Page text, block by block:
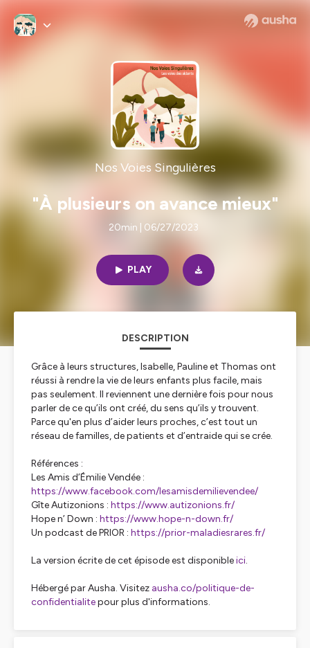
Nos Voies Singulières
"À plusieurs on avance mieux"
20min | 06/27/2023
PLAY
DESCRIPTION
Grâce à leurs structures, Isabelle, Pauline et Thomas ont
réussi à rendre la vie de leurs enfants plus facile, mais
pas seulement. Il reviennent une dernière fois pour nous
parler de ce qu’ils ont créé, du sens qu’ils y trouvent.
Parce qu'en plus d’aider leurs proches, c’est tout un
réseau de familles, de patients et d’entraide qui se crée.
Références :
Les Amis d’Émilie Vendée :
https://www.facebook.com/lesamisdemilievendee/
Gîte Autizonions : https://www.autizonions.fr/
Hope n’ Down : https://www.hope-n-down.fr/
Un podcast de PRIOR : https://prior-maladiesrares.fr/
La version écrite de cet épisode est disponibleici.
Hébergé par Ausha. Visitez ausha.co/politique-de-
confidentialitepour plus d'informations.